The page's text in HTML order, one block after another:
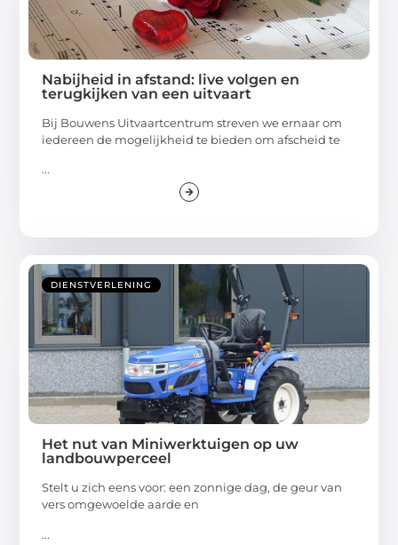
Nabijheid in afstand: live volgen en
terugkijken van een uitvaart
Bij Bouwens Uitvaartcentrum streven we ernaar om
iedereen de mogelijkheid te bieden om afscheid te
...
DIENSTVERLENING
Het nut van Miniwerktuigen op uw
landbouwperceel
Stelt u zich eens voor: een zonnige dag, de geur van
vers omgewoelde aarde en
...